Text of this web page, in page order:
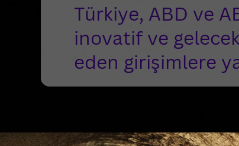
Türkiye, ABD ve
inovatif ve
eden girişimlere